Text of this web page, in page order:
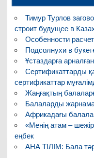
Тимур Турлов
строит будущее в
Особенности
Подсолнухи в
Ұстаздарға
Сертификаттарды
сертификаттар
Жаңғақтың
Балаларды
Африкадағы
«Менің атам –
еңбек
АНА ТІЛІМ: Бала